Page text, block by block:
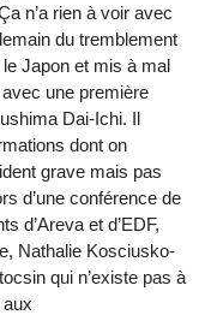
n’a rien à voir avec
du tremblement
Japon et mis à mal
une première
Dai-Ichi. Il
dont on
grave mais pas
d’une conférence de
d’Areva et d’EDF,
Nathalie Kosciusko-
qui n’existe pas à
aux